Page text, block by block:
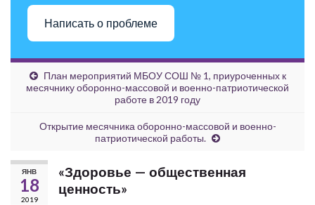
Написать о проблеме
План мероприятий МБОУ СОШ № 1, приуроченных к
месячнику оборонно-массовой и военно-патриотической
работе в 2019 году
Открытие месячника оборонно-массовой и военно-
патриотической работы.
ЯНВ
18
2019
«Здоровье — общественная
ценность»